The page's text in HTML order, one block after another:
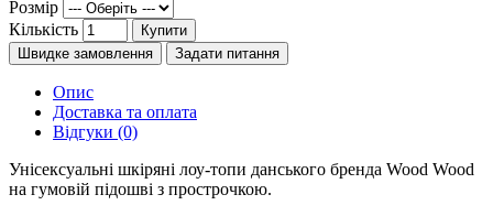
Розмір
Кількість
Купити
Швидке замовлення
Задати питання
Опис
Доставка та оплата
Відгуки (0)
Унісексуальні шкіряні лоу-топи данського бренда Wood Wood
на гумовій підошві з прострочкою.